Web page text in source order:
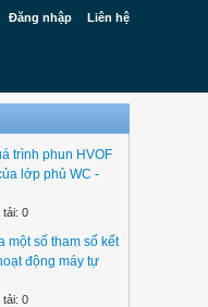
Đăng nhập Liên hệ
trình phun HVOF
lớp phủ WC -
0
một số tham số kết
động máy tự
0